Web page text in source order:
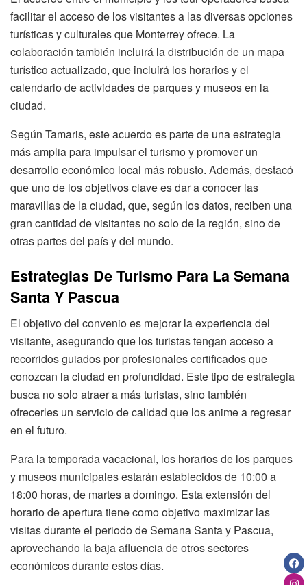
facilitar el acceso de los visitantes a las diversas opciones
turísticas y culturales que Monterrey ofrece. La
colaboración también incluirá la distribución de un mapa
turístico actualizado, que incluirá los horarios y el
calendario de actividades de parques y museos en la
ciudad.
Según Tamaris, este acuerdo es parte de una estrategia
más amplia para impulsar el turismo y promover un
desarrollo económico local más robusto. Además, destacó
que uno de los objetivos clave es dar a conocer las
maravillas de la ciudad, que, según los datos, reciben una
gran cantidad de visitantes no solo de la región, sino de
otras partes del país y del mundo.
Estrategias De Turismo Para La Semana
Santa Y Pascua
El objetivo del convenio es mejorar la experiencia del
visitante, asegurando que los turistas tengan acceso a
recorridos guiados por profesionales certificados que
conozcan la ciudad en profundidad. Este tipo de estrategia
busca no solo atraer a más turistas, sino también
ofrecerles un servicio de calidad que los anime a regresar
en el futuro.
Para la temporada vacacional, los horarios de los parques
y museos municipales estarán establecidos de 10:00 a
18:00 horas, de martes a domingo. Esta extensión del
horario de apertura tiene como objetivo maximizar las
visitas durante el periodo de Semana Santa y Pascua,
aprovechando la baja afluencia de otros sectores
económicos durante estos días.